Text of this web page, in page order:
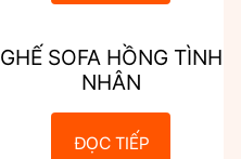
GHẾ SOFA HỒNG TÌNH
NHÂN
ĐỌC TIẾP